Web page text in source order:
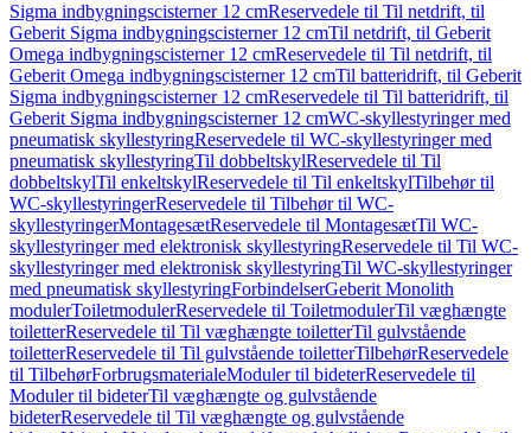
Sigma indbygningscisterner 12 cmReservedele til Til netdrift, til
Geberit Sigma indbygningscisterner 12 cmTil netdrift, til Geberit
Omega indbygningscisterner 12 cmReservedele til Til netdrift, til
Geberit Omega indbygningscisterner 12 cmTil batteridrift, til Geberit
Sigma indbygningscisterner 12 cmReservedele til Til batteridrift, til
Geberit Sigma indbygningscisterner 12 cmWC-skyllestyringer med
pneumatisk skyllestyringReservedele til WC-skyllestyringer med
pneumatisk skyllestyringTil dobbeltskylReservedele til Til
dobbeltskylTil enkeltskylReservedele til Til enkeltskylTilbehør til
WC-skyllestyringerReservedele til Tilbehør til WC-
skyllestyringerMontagesætReservedele til MontagesætTil WC-
skyllestyringer med elektronisk skyllestyringReservedele til Til WC-
skyllestyringer med elektronisk skyllestyringTil WC-skyllestyringer
med pneumatisk skyllestyringForbindelserGeberit Monolith
modulerToiletmodulerReservedele til ToiletmodulerTil væghængte
toiletterReservedele til Til væghængte toiletterTil gulvstående
toiletterReservedele til Til gulvstående toiletterTilbehørReservedele
til TilbehørForbrugsmaterialeModuler til bideterReservedele til
Moduler til bideterTil væghængte og gulvstående
bideterReservedele til Til væghængte og gulvstående